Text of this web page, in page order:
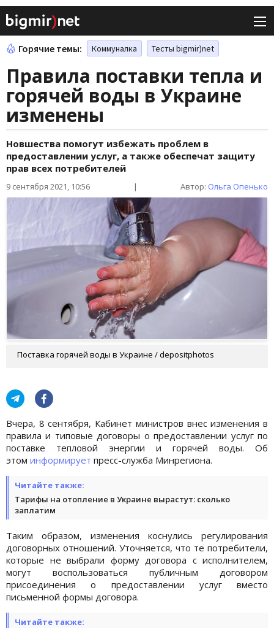
Горячие темы: Коммуналка Тесты bigmir)net
Правила поставки тепла и
горячей воды в Украине
изменены
Новшества помогут избежать проблем в
предоставлении услуг, а также обеспечат защиту
прав всех потребителей
9 сентября 2021, 10:56 | Автор: Ольга Опенько
Поставка горячей воды в Украине / depositphotos
Вчера, 8 сентября, Кабинет министров внес изменения в
правила и типовые договоры о предоставлении услуг по
поставке тепловой энергии и горячей воды. Об
этом информирует пресс-служба Минрегиона.
Читайте также:
Тарифы на отопление в Украине вырастут: сколько
заплатим
Таким образом, изменения коснулись регулирования
договорных отношений. Уточняется, что те потребители,
которые не выбрали форму договора с исполнителем,
могут воспользоваться публичным договором
присоединения о предоставлении услуг вместо
письменной формы договора.
Читайте также: